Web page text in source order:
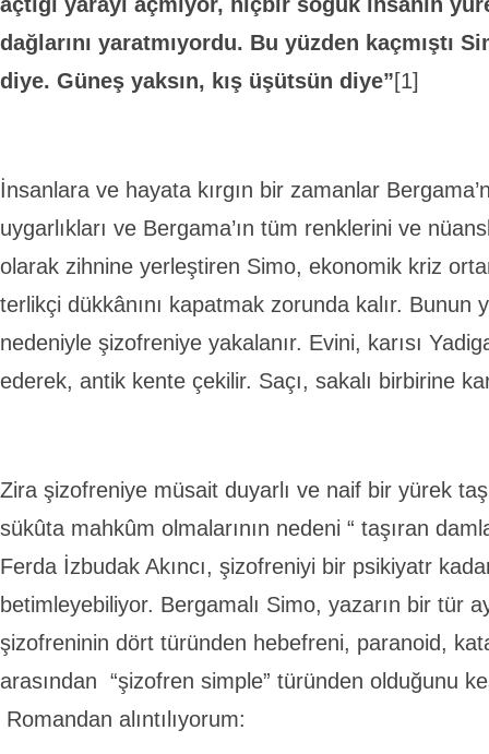
dağlarını yaratmıyordu. Bu yüzden kaçmıştı
diye. Güneş yaksın, kış üşütsün diye”[1]
İnsanlara ve hayata kırgın bir zamanlar
uygarlıkları ve Bergama’ın tüm renklerini ve
olarak zihnine yerleştiren Simo, ekonomik kriz
terlikçi dükkânını kapatmak zorunda kalır. Bunun
nedeniyle şizofreniye yakalanır. Evini, karısı
ederek, antik kente çekilir. Saçı, sakalı birbirine
Zira şizofreniye müsait duyarlı ve naif bir yürek
sükûta mahkûm olmalarının nedeni “ taşıran
Ferda İzbudak Akıncı, şizofreniyi bir psikiyatr
betimleyebiliyor. Bergamalı Simo, yazarın bir tür
şizofreninin dört türünden hebefreni, paranoid,
arasından “şizofren simple” türünden olduğunu
Romandan alıntılıyorum: